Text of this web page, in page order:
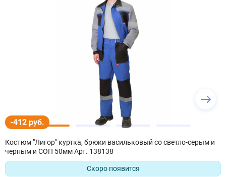
-412 руб.
Костюм "Лигор" куртка, брюки васильковый со светло-серым и
черным и СОП 50мм Арт. 138138
Скоро появится